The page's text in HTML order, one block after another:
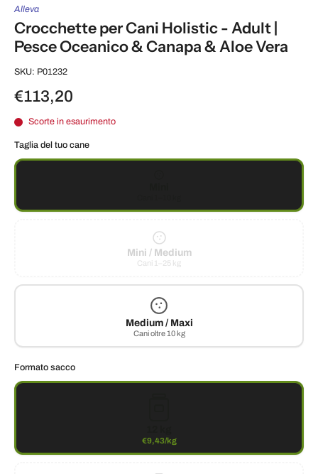
Alleva
Crocchette per Cani Holistic - Adult |
Pesce Oceanico & Canapa & Aloe Vera
SKU: P01232
€113,20
Scorte in esaurimento
Taglia del tuo cane
Mini / Medium
Cani 1–25 kg
Medium / Maxi
Cani oltre 10 kg
Formato sacco
€9,43/kg